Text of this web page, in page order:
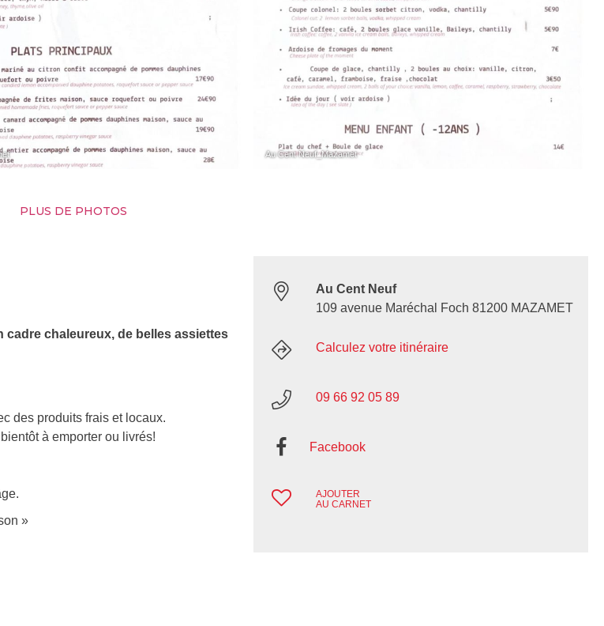
Au Cent Neuf_Mazamet
PLUS DE PHOTOS
chaleureux, de belles assiettes
des produits frais et locaux.
à emporter ou livrés!
»
Au Cent Neuf
109 avenue Maréchal Foch 81200 MAZAMET
Calculez votre itinéraire
09 66 92 05 89
Facebook
AJOUTER
AU CARNET